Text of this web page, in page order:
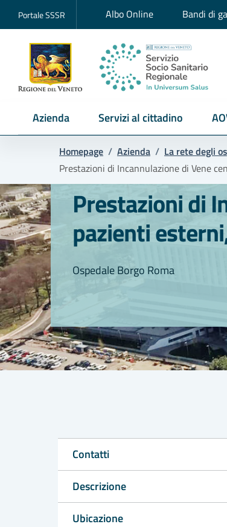
Portale SSSR Albo Online Bandi di
Azienda Servizi al cittadino
Homepage / Azienda / La rete degli
Prestazioni di Incannulazione di Vene
Prestazioni di
pazienti
Ospedale Borgo Roma
Contatti
Descrizione
Ubicazione